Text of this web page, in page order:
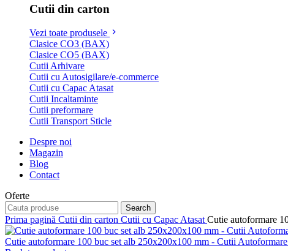
Cutii din carton
Vezi toate produsele
Clasice CO3 (BAX)
Clasice CO5 (BAX)
Cutii Arhivare
Cutii cu Autosigilare/e-commerce
Cutii cu Capac Atasat
Cutii Incaltaminte
Cutii preformare
Cutii Transport Sticle
Despre noi
Magazin
Blog
Contact
Oferte
Search
Prima pagină Cutii din carton Cutii cu Capac Atasat Cutie autoformare
Cutie autoformare 100 buc set alb 250x200x100 mm - Cutii